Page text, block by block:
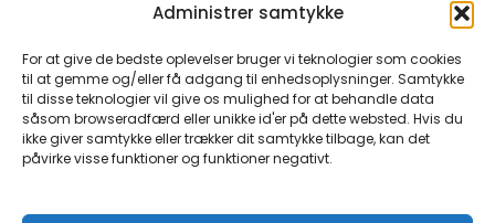
Administrer samtykke
For at give de bedste oplevelser bruger vi teknologier som cookies
til at gemme og/eller få adgang til enhedsoplysninger. Samtykke
til disse teknologier vil give os mulighed for at behandle data
såsom browseradfærd eller unikke id'er på dette websted. Hvis du
ikke giver samtykke eller trækker dit samtykke tilbage, kan det
påvirke visse funktioner og funktioner negativt.
Alt om rejsevejledninger
Rejs alene
Spies